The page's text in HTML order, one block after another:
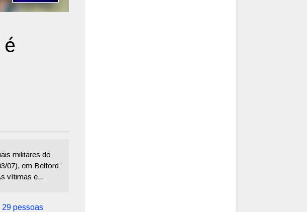
militares do
07), em Belford
vítimas e...
29 pessoas